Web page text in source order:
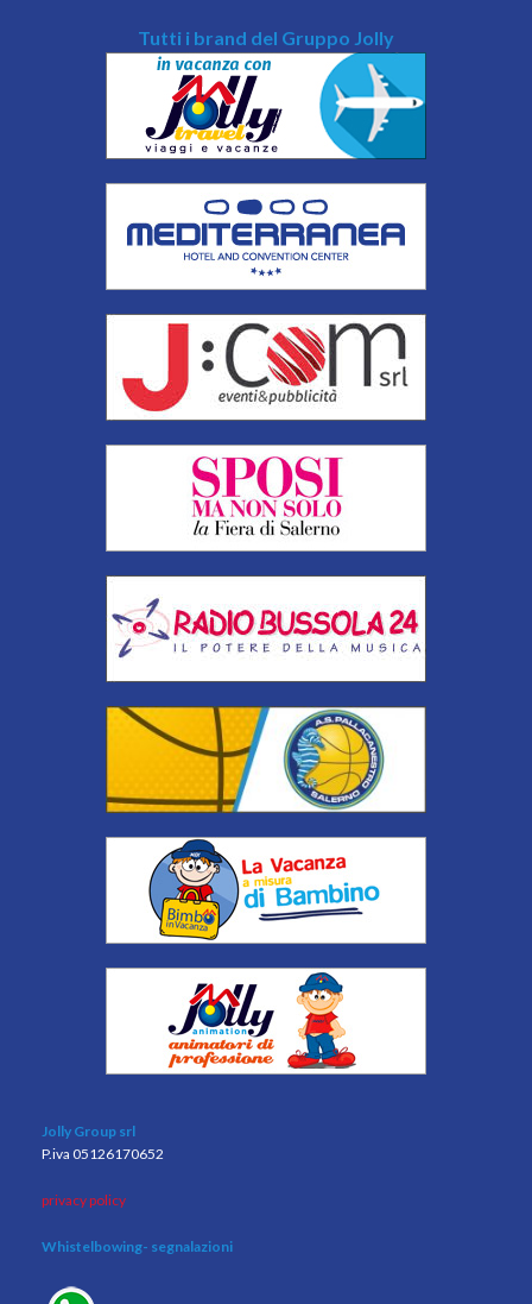
Tutti i brand del Gruppo Jolly
Jolly Group srl
P.iva 05126170652
privacy policy
Whistelbowing- segnalazioni